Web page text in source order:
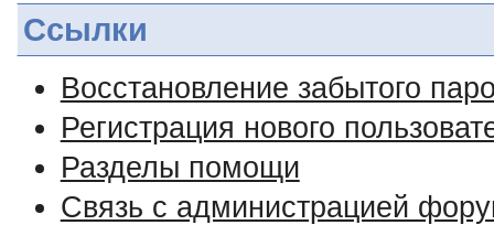
Ссылки
Восстановление забытого
Регистрация нового
Разделы помощи
Связь с администрацией